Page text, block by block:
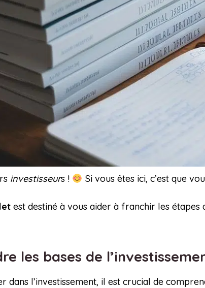
investisseurs ! Si vous êtes ici, c’est que
est destiné à vous aider à franchir les étapes
les bases de
dans l’investissement, il est crucial de